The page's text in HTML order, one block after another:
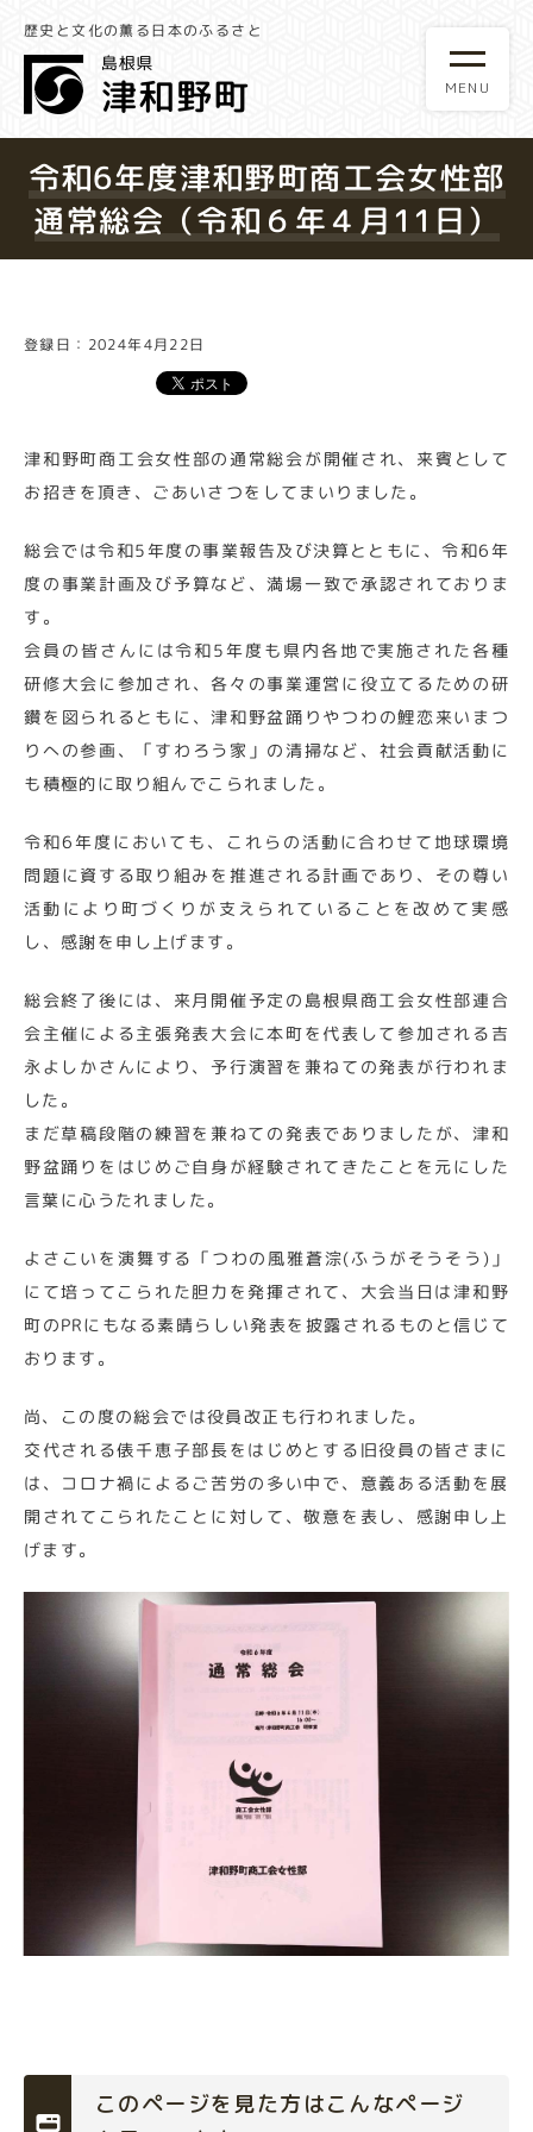
歴史と文化の薫る日本のふるさと
令和6年度津和野町商工会女性部
通常総会（令和６年４月11日）
登録日：2024年4月22日
津和野町商工会女性部の通常総会が開催され、来賓として
お招きを頂き、ごあいさつをしてまいりました。
総会では令和5年度の事業報告及び決算とともに、令和6年
度の事業計画及び予算など、満場一致で承認されておりま
す。
会員の皆さんには令和5年度も県内各地で実施された各種
研修大会に参加され、各々の事業運営に役立てるための研
鑽を図られるともに、津和野盆踊りやつわの鯉恋来いまつ
りへの参画、「すわろう家」の清掃など、社会貢献活動に
も積極的に取り組んでこられました。
令和6年度においても、これらの活動に合わせて地球環境
問題に資する取り組みを推進される計画であり、その尊い
活動により町づくりが支えられていることを改めて実感
し、感謝を申し上げます。
総会終了後には、来月開催予定の島根県商工会女性部連合
会主催による主張発表大会に本町を代表して参加される吉
永よしかさんにより、予行演習を兼ねての発表が行われま
した。
まだ草稿段階の練習を兼ねての発表でありましたが、津和
野盆踊りをはじめご自身が経験されてきたことを元にした
言葉に心うたれました。
よさこいを演舞する「つわの風雅蒼淙(ふうがそうそう)」
にて培ってこられた胆力を発揮されて、大会当日は津和野
町のPRにもなる素晴らしい発表を披露されるものと信じて
おります。
尚、この度の総会では役員改正も行われました。
交代される俵千恵子部長をはじめとする旧役員の皆さまに
は、コロナ禍によるご苦労の多い中で、意義ある活動を展
開されてこられたことに対して、敬意を表し、感謝申し上
げます。
このページを見た方はこんなページ